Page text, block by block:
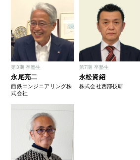
第3期 卒塾生
永尾亮二
西鉄エンジニアリング株
式会社
第7期 卒塾生
永松資紹
株式会社西部技研